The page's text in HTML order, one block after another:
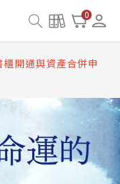
0
題
開通與資產合併申
說明及資產合併結果
合併與書櫃開通申請